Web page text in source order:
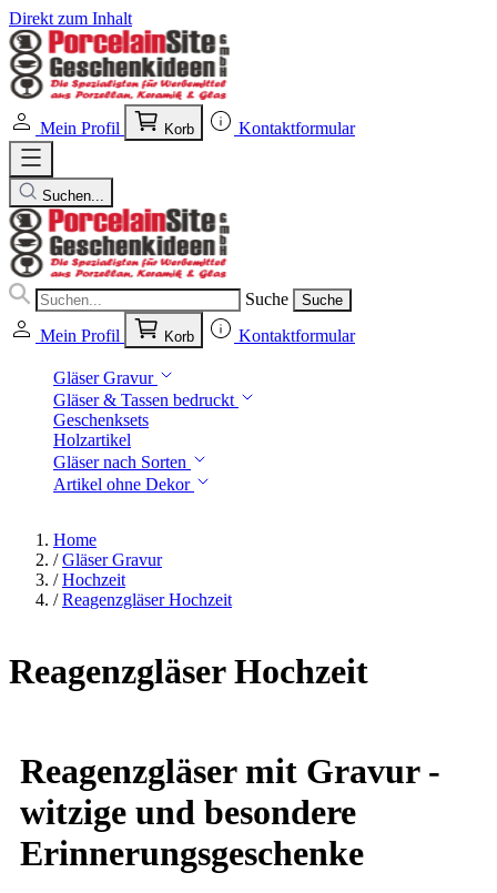
Direkt zum Inhalt
Mein Profil Korb Kontaktformular
Suchen...
Suche Suche
Mein Profil Korb Kontaktformular
Gläser Gravur
Gläser & Tassen bedruckt
Geschenksets
Holzartikel
Gläser nach Sorten
Artikel ohne Dekor
Home
/ Gläser Gravur
/ Hochzeit
/ Reagenzgläser Hochzeit
Reagenzgläser Hochzeit
Reagenzgläser mit Gravur -
witzige und besondere
Erinnerungsgeschenke